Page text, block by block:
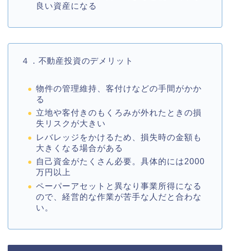
良い資産になる
４．不動産投資のデメリット
物件の管理維持、客付けなどの手間がかか
る
立地や客付きのもくろみが外れたときの損
失リスクが大きい
レバレッジをかけるため、損失時の金額も
大きくなる場合がある
自己資金がたくさん必要。具体的には2000
万円以上
ペーパーアセットと異なり事業所得になる
ので、経営的な作業が苦手な人だと合わな
い。